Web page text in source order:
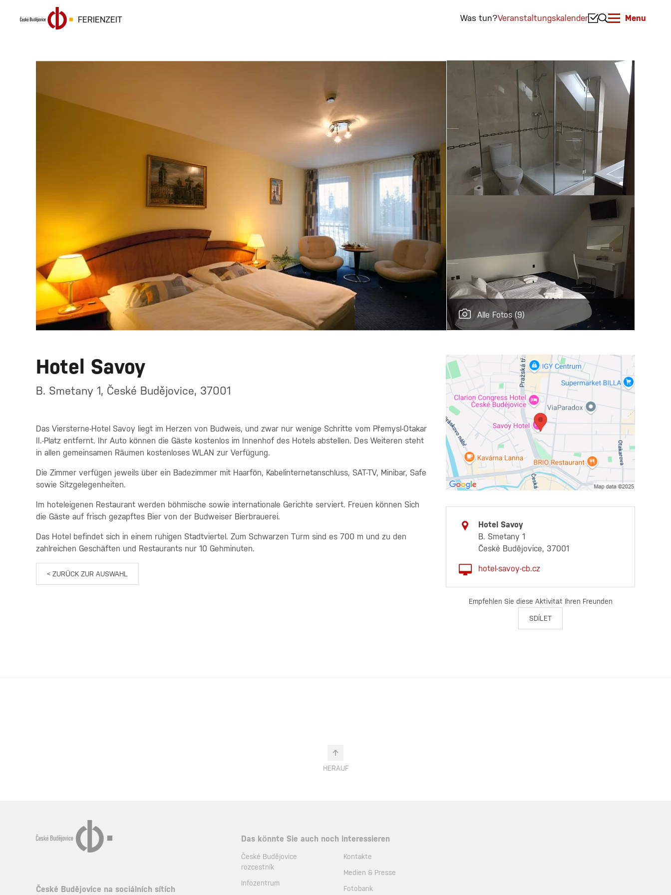
FERIENZEIT Was tun?Veranstaltungskalender Menu
Alle Fotos (9)
Hotel Savoy
B. Smetany 1, České Budějovice, 37001
Das Viersterne-Hotel Savoy liegt im Herzen von Budweis, und zwar nur wenige Schritte vom Přemysl-Otakar
II.-Platz entfernt. Ihr Auto können die Gäste kostenlos im Innenhof des Hotels abstellen. Des Weiteren steht
in allen gemeinsamen Räumen kostenloses WLAN zur Verfügung.
Die Zimmer verfügen jeweils über ein Badezimmer mit Haarfön, Kabelinternetanschluss, SAT-TV, Minibar, Safe
sowie Sitzgelegenheiten.
Im hoteleigenen Restaurant werden böhmische sowie internationale Gerichte serviert. Freuen können Sich
die Gäste auf frisch gezapftes Bier von der Budweiser Bierbrauerei.
Das Hotel befindet sich in einem ruhigen Stadtviertel. Zum Schwarzen Turm sind es 700 m und zu den
zahlreichen Geschäften und Restaurants nur 10 Gehminuten.
< ZURÜCK ZUR AUSWAHL
Hotel Savoy
B. Smetany 1
České Budějovice, 37001
hotel-savoy-cb.cz
Empfehlen Sie diese Aktivität Ihren Freunden
SDÍLET
HERAUF
České Budějovice na sociálních sítích
Das könnte Sie auch noch interessieren
České Budějovice
rozcestník
Infozentrum
Kontakte
Medien & Presse
Fotobank